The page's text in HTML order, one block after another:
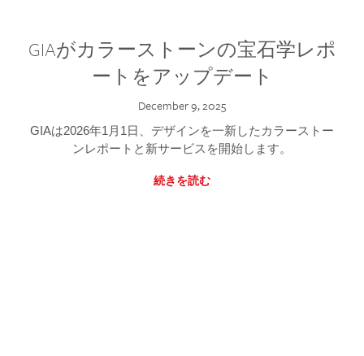
GIAがカラーストーンの宝石学レポ
ートをアップデート
December 9, 2025
GIAは2026年1月1日、デザインを一新したカラーストー
ンレポートと新サービスを開始します。
続きを読む